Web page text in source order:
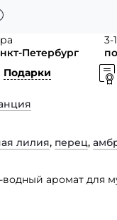
Петербург
3-
Подарки
лилия, перец,
водный аромат для
аромат